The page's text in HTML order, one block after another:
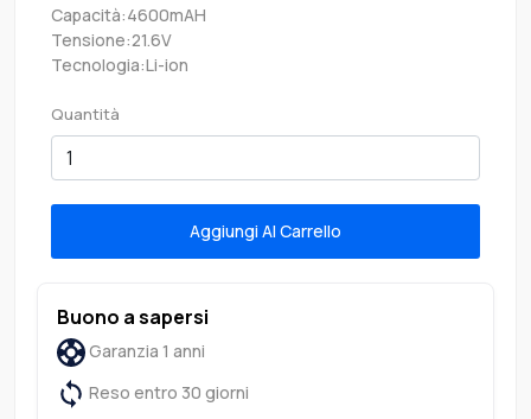
Capacità:4600mAH
Tensione:21.6V
Tecnologia:Li-ion
Quantità
Aggiungi Al Carrello
Buono a sapersi
Garanzia 1 anni
Reso entro 30 giorni